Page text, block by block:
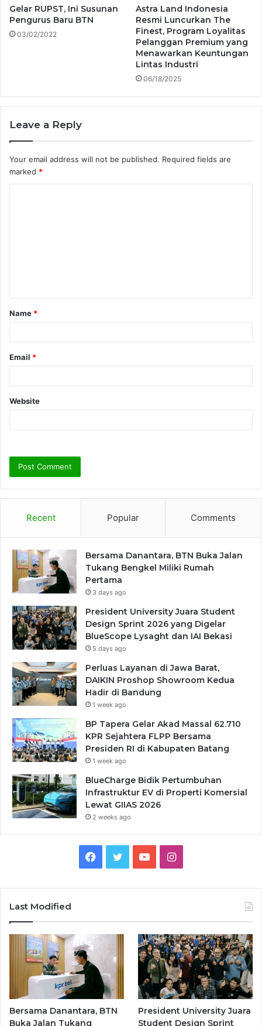
Gelar RUPST, Ini Susunan
Pengurus Baru BTN
03/02/2022
Astra Land Indonesia
Resmi Luncurkan The
Finest, Program Loyalitas
Pelanggan Premium yang
Menawarkan Keuntungan
Lintas Industri
06/18/2025
Leave a Reply
Your email address will not be published. Required fields are
marked *
t
*
Name *
Email *
Website
Recent Popular Comments
Bersama Danantara, BTN Buka Jalan
Tukang Bengkel Miliki Rumah
Pertama
3 days ago
President University Juara Student
Design Sprint 2026 yang Digelar
BlueScope Lysaght dan IAI Bekasi
5 days ago
Perluas Layanan di Jawa Barat,
DAIKIN Proshop Showroom Kedua
Hadir di Bandung
1 week ago
BP Tapera Gelar Akad Massal 62.710
KPR Sejahtera FLPP Bersama
Presiden RI di Kabupaten Batang
1 week ago
BlueCharge Bidik Pertumbuhan
Infrastruktur EV di Properti Komersial
Lewat GIIAS 2026
2 weeks ago
Facebook
TwitterYouTubeInstagram
Last Modified
Bersama Danantara, BTN
Buka Jalan Tukang
President University Juara
Student Design Sprint